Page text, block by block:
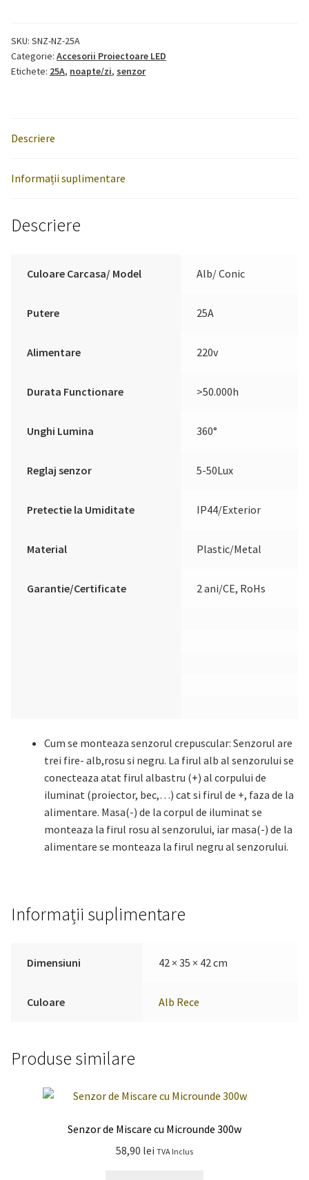
25A
SKU: SNZ-NZ-25A
Categorie: Accesorii Proiectoare LED
Etichete: 25A, noapte/zi, senzor
Descriere
Informații suplimentare
Descriere
Culoare Carcasa/ Model Alb/ Conic
Putere 25A
Alimentare 220v
Durata Functionare >50.000h
Unghi Lumina 360°
Reglaj senzor 5-50Lux
Pretectie la Umiditate IP44/Exterior
Material Plastic/Metal
Garantie/Certificate 2 ani/CE, RoHs
Cum se monteaza senzorul crepuscular: Senzorul are
trei fire- alb,rosu si negru. La firul alb al senzorului se
conecteaza atat firul albastru (+) al corpului de
iluminat (proiector, bec,…) cat si firul de +, faza de la
alimentare. Masa(-) de la corpul de iluminat se
monteaza la firul rosu al senzorului, iar masa(-) de la
alimentare se monteaza la firul negru al senzorului.
Informații suplimentare
Dimensiuni 42 × 35 × 42 cm
Culoare Alb Rece
Produse similare
Senzor de Miscare cu Microunde 300w
58,90 lei TVA Inclus